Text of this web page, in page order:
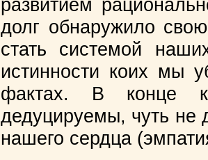
развитием
долг обнаружило
стать системой
истинности коих мы
фактах. В конце
дедуцируемы, чуть не
нашего сердца